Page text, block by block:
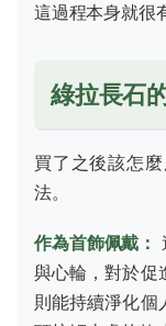
這過程本身就很
綠拉長石
買了之後該怎
法。
作為首飾佩戴：
與心輪，對於促
則能持續淨化個